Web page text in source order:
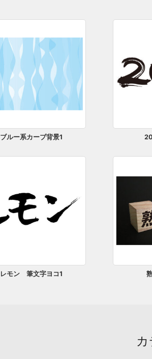
ブルー系カーブ背景1
レモン 筆文字ヨコ1